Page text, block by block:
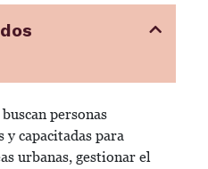
personas
capacitadas para
urbanas, gestionar el